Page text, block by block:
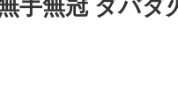
手無冠 ダバダ